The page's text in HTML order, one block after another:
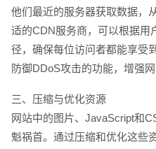
他们最近的服务器获取数据，
适的CDN服务商，可以根据用
径，确保每位访问者都能享受
防御DDoS攻击的功能，增强网
三、压缩与优化资源
网站中的图片、JavaScript和
魁祸首。通过压缩和优化这些